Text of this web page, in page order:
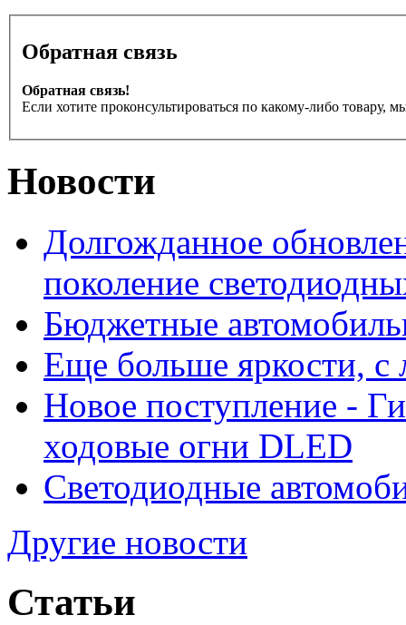
Обратная связь
Обратная связь!
Если хотите проконсультироваться по какому-либо товару,
Новости
Долгожданное
поколение
Бюджетные
Еще больше яркости,
Новое поступление -
ходовые огни DLED
Светодиодные
Другие новости
Статьи